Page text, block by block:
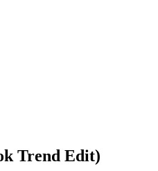
Trend Edit)